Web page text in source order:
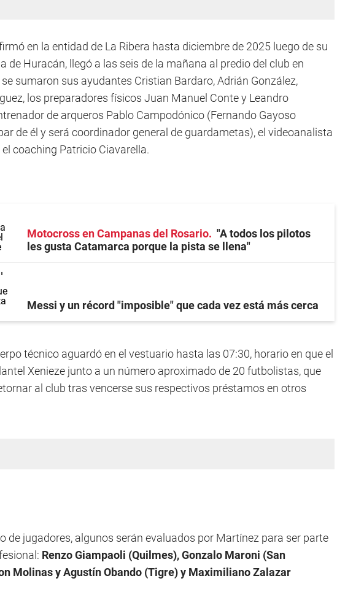
en la entidad de La Ribera hasta diciembre de 2025 luego de su
de Huracán, llegó a las seis de la mañana al predio del club en
se sumaron sus ayudantes Cristian Bardaro, Adrián González,
los preparadores físicos Juan Manuel Conte y Leandro
de arqueros Pablo Campodónico (Fernando Gayoso
de él y será coordinador general de guardametas), el videoanalista
coaching Patricio Ciavarella.
Motocross en Campanas del Rosario
"A todos los pilotos
les gusta Catamarca porque la pista se llena"
Messi y un récord "imposible" que cada vez está más cerca
técnico aguardó en el vestuario hasta las 07:30, horario en que el
Xenieze junto a un número aproximado de 20 futbolistas, que
al club tras vencerse sus respectivos préstamos en otros
de jugadores, algunos serán evaluados por Martínez para ser parte
Renzo Giampaoli (Quilmes), Gonzalo Maroni (San
Molinas y Agustín Obando (Tigre) y Maximiliano Zalazar